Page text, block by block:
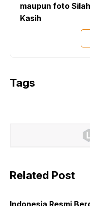
maupun foto
Kasih
Tags
Related Post